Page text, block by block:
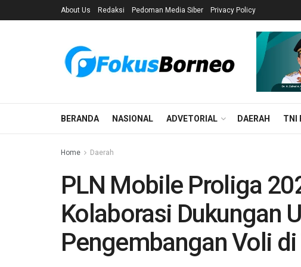
About Us Redaksi Pedoman Media Siber Privacy Policy
BERANDA NASIONAL ADVETORIAL DAERAH TNI
Home Daerah
PLN Mobile Proliga
Kolaborasi Dukungan
Pengembangan Voli di